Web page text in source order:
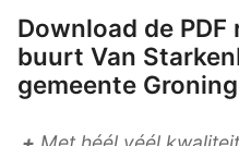
Download de
buurt Van
gemeente